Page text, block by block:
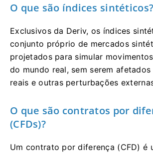
O que são índices sintéticos?
Exclusivos da Deriv, os índices
conjunto próprio de mercados
projetados para simular
do mundo real, sem serem
reais e outras perturbações
O que são contratos por
(CFDs)?
Um contrato por diferença (CFD) é